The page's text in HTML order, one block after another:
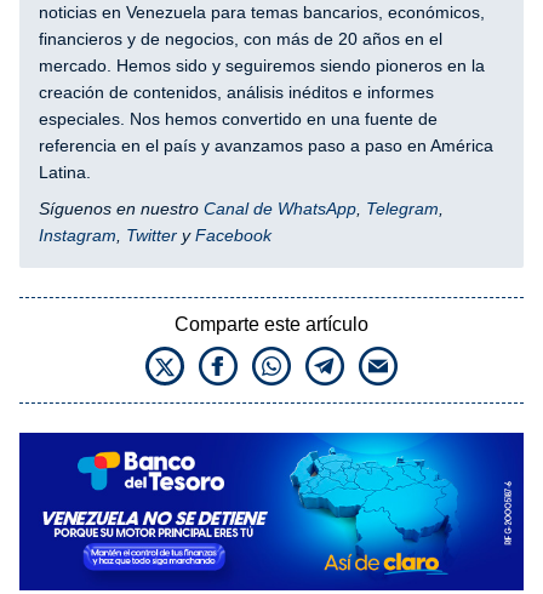
noticias en Venezuela para temas bancarios, económicos,
financieros y de negocios, con más de 20 años en el
mercado. Hemos sido y seguiremos siendo pioneros en la
creación de contenidos, análisis inéditos e informes
especiales. Nos hemos convertido en una fuente de
referencia en el país y avanzamos paso a paso en América
Latina.
Síguenos en nuestro Canal de WhatsApp, Telegram,
Instagram, Twitter yFacebook
Comparte este artículo